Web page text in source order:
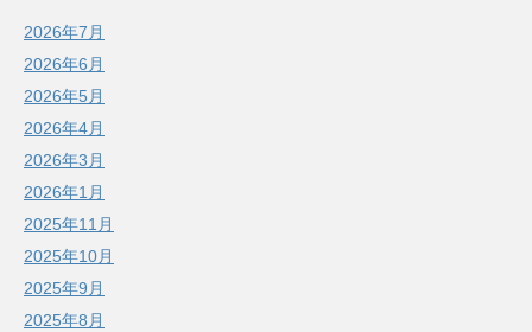
2026年7月
2026年6月
2026年5月
2026年4月
2026年3月
2026年1月
2025年11月
2025年10月
2025年9月
2025年8月